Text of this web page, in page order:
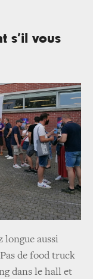
s’il vous
longue aussi
de food truck
dans le hall et